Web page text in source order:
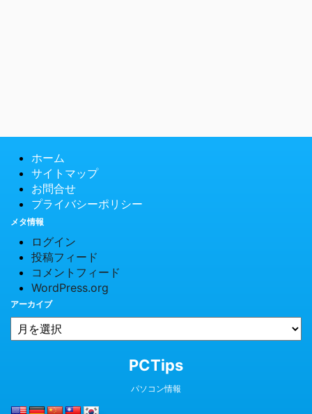
ホーム
サイトマップ
お問合せ
プライバシーポリシー
メタ情報
ログイン
投稿フィード
コメントフィード
WordPress.org
アーカイブ
PCTips
パソコン情報
© 2026 PCTips